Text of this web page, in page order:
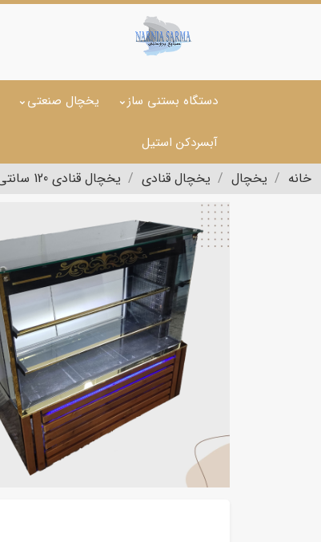
دستگاه بستنی ساز یخچال صنعتی
آبسردکن استیل
خانه یخچال یخچال قنادی یخچال قنادی 120 سانتی